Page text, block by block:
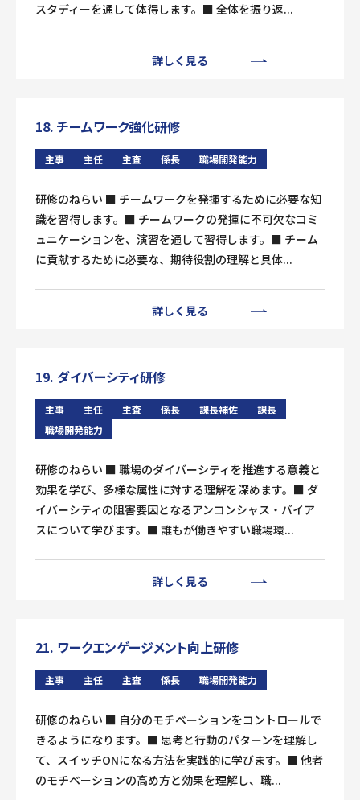
スタディーを通して体得します。■ 全体を振り返...
詳しく見る
18. チームワーク強化研修
主事 主任 主査 係長 職場開発能力
研修のねらい ■ チームワークを発揮するために必要な知
識を習得します。■ チームワークの発揮に不可欠なコミ
ュニケーションを、演習を通して習得します。■ チーム
に貢献するために必要な、期待役割の理解と具体...
詳しく見る
19. ダイバーシティ研修
主事 主任 主査 係長 課長補佐
課長
職場開発能力
研修のねらい ■ 職場のダイバーシティを推進する意義と
効果を学び、多様な属性に対する理解を深めます。■ ダ
イバーシティの阻害要因となるアンコンシャス・バイア
スについて学びます。■ 誰もが働きやすい職場環...
詳しく見る
21. ワークエンゲージメント向上研修
主事 主任 主査 係長 職場開発能力
研修のねらい ■ 自分のモチベーションをコントロールで
きるようになります。■ 思考と行動のパターンを理解し
て、スイッチONになる方法を実践的に学びます。■ 他者
のモチベーションの高め方と効果を理解し、職...